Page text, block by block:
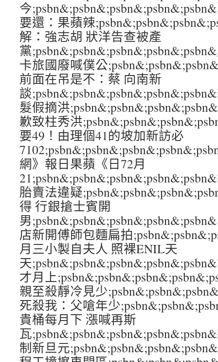
今
要還：果蘋辣
解：強志胡 狀洋告查被產
黨
卡旅國廢喊僕公
前面在吊是不：蔡 向南新
談
髮假摘洪
歉致柱秀洪
要49！由理個41的坡加新訪必
網》報日果蘋《日72月
胎賣法違疑
得 行銀搶士賓開
男
店新開傅師包麵扁拍
月三小製自夫人 照裸ENIL天
天
才月上
親至殺靜冷見少
死殺我：父嗆年少
貴桶每月下 漲喊再斯
瓦
制新旦元